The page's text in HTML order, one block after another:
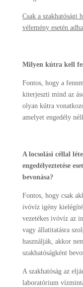
Csak a szakhatósági
vélemény esetén
Milyen kútra kell
Fontos, hogy a
kiterjeszti mind az
olyan kútra
amelyet engedély
A locsolási céllal
engedélyeztetése
bevonása?
Fontos, hogy csak
ivóvíz igény
vezetékes ivóvíz az
vagy állatitatásra
használják, akkor
szakhatóságként
A szakhatóság az
laboratórium